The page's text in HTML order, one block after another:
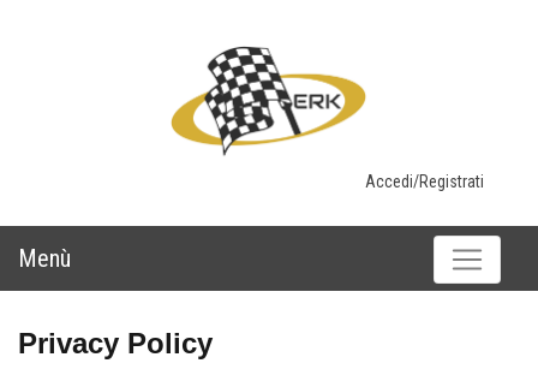
Accedi/Registrati
Menù
Privacy Policy